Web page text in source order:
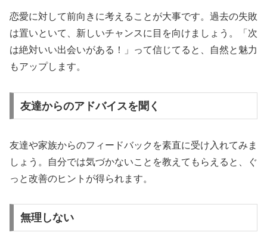
恋愛に対して前向きに考えることが大事です。過去の失敗
は置いといて、新しいチャンスに目を向けましょう。「次
は絶対いい出会いがある！」って信じてると、自然と魅力
もアップします。
友達からのアドバイスを聞く
友達や家族からのフィードバックを素直に受け入れてみま
しょう。自分では気づかないことを教えてもらえると、ぐ
っと改善のヒントが得られます。
無理しない